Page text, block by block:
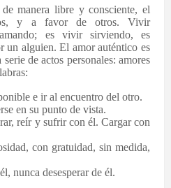
manera libre y consciente, el
y a favor de otros. Vivir
es vivir sirviendo, es
un alguien. El amor auténtico es
de actos personales: amores
e ir al encuentro del otro.
en su punto de vista.
reír y sufrir con él. Cargar con
con gratuidad, sin medida,
nunca desesperar de él.